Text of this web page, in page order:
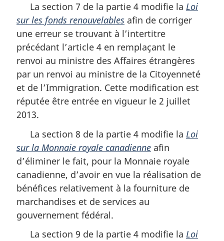
La section 7 de la partie 4 modifie la Loi
sur les fonds renouvelables afin de corriger
une erreur se trouvant à l’intertitre
précédant l’article 4 en remplaçant le
renvoi au ministre des Affaires étrangères
par un renvoi au ministre de la Citoyenneté
et de l’Immigration. Cette modification est
réputée être entrée en vigueur le 2 juillet
2013.
La section 8 de la partie 4 modifie la Loi
sur la Monnaie royale canadienne afin
d’éliminer le fait, pour la Monnaie royale
canadienne, d’avoir en vue la réalisation de
bénéfices relativement à la fourniture de
marchandises et de services au
gouvernement fédéral.
La section 9 de la partie 4 modifie la Loi